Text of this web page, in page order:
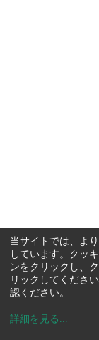
当サイトでは、よ
しています。クッ
ンをクリックし、
リックしてくださ
認ください。
詳細を見る ...